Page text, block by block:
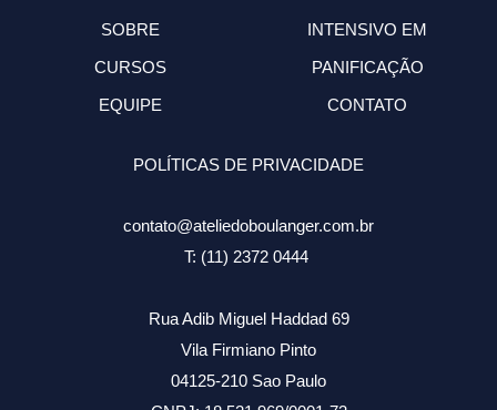
SOBRE
CURSOS
EQUIPE
INTENSIVO EM
PANIFICAÇÃO
CONTATO
POLÍTICAS DE PRIVACIDADE
contato@ateliedoboulanger.com.br
T: (11) 2372 0444
Rua Adib Miguel Haddad 69
Vila Firmiano Pinto
04125-210 Sao Paulo